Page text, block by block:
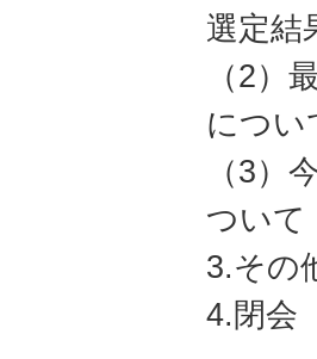
選定結
（2）
につい
（3）
ついて
3.その
4.閉会